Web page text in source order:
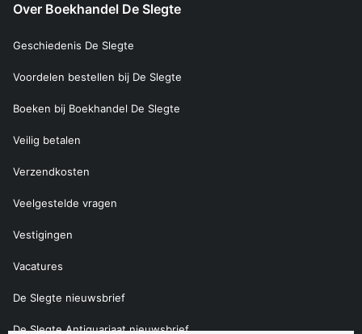
Over Boekhandel De Slegte
Geschiedenis De Slegte
Voordelen bestellen bij De Slegte
Boeken bij Boekhandel De Slegte
Veilig betalen
Verzendkosten
Veelgestelde vragen
Vestigingen
Vacatures
De Slegte nieuwsbrief
De Slegte Antiquariaat nieuwsbrief